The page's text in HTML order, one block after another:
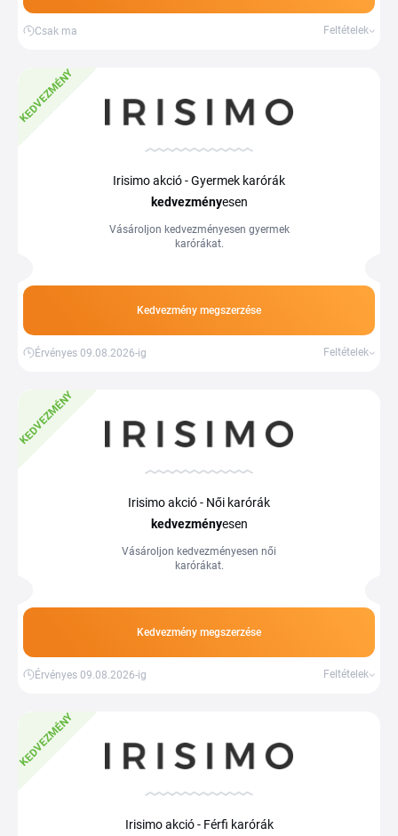
Csak ma Feltételek
KEDVEZMÉNY
Irisimo akció - Gyermek karórák
kedvezményesen
Vásároljon kedvezményesen gyermek
karórákat.
Kedvezmény megszerzése
Érvényes 09.08.2026-ig Feltételek
KEDVEZMÉNY
Irisimo akció - Női karórák
kedvezményesen
Vásároljon kedvezményesen női
karórákat.
Kedvezmény megszerzése
Érvényes 09.08.2026-ig Feltételek
KEDVEZMÉNY
Irisimo akció - Férfi karórák